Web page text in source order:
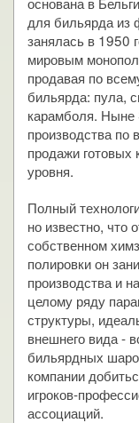
для бильярда из
занялась в 1950
мировым
продавая по
бильярда: пула,
карамболя. Ныне
производства по
продажи готовых
уровня.
Полный
но известно, что
собственном
полировки он
производства и
целому ряду
структуры,
внешнего вида -
бильярдных
компании
игроков-
ассоциаций.